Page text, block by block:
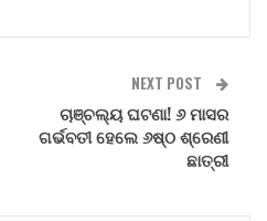
NEXT POST
ଚାଞ୍ଚଲ୍ୟ ଘଟଣା! ୬ ମାସର
ଗର୍ଭବତୀ ହେଲେ ୬ଷ୍ଠ ଶ୍ରେଣୀ
ଛାତ୍ରୀ